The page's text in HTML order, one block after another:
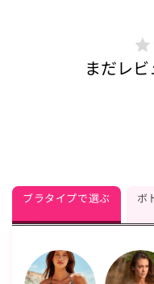
まだレ
ブラタイプで選ぶ
ボ